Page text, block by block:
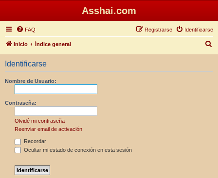
Asshai.com
FAQ Identificarse
Registrarse
Inicio Índice general
u
Identificarse
Nombre de Usuario:
Contraseña:
Olvidé mi contraseña
Reenviar email de activación
Recordar
Ocultar mi estado de conexión en esta sesión